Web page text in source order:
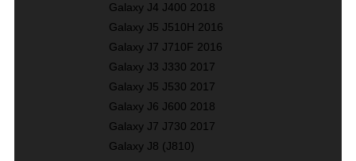
Galaxy J4 J400 2018
Galaxy J5 J510H 2016
Galaxy J7 J710F 2016
Galaxy J3 J330 2017
Galaxy J5 J530 2017
Galaxy J6 J600 2018
Galaxy J7 J730 2017
Galaxy J8 (J810)